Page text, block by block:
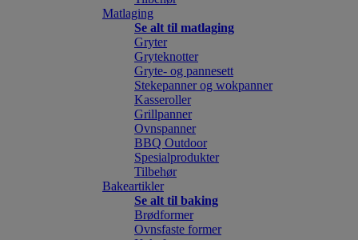
Matlaging
Se alt til matlaging
Gryter
Gryteknotter
Gryte- og pannesett
Stekepanner og wokpanner
Kasseroller
Grillpanner
Ovnspanner
BBQ Outdoor
Spesialprodukter
Tilbehør
Bakeartikler
Se alt til baking
Brødformer
Ovnsfaste former